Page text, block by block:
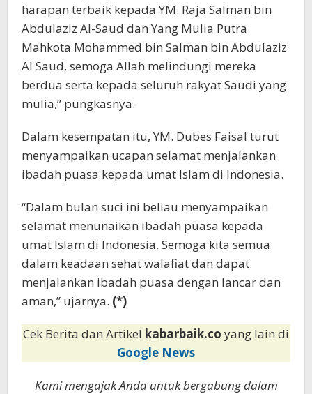
harapan terbaik kepada YM. Raja Salman bin
Abdulaziz Al-Saud dan Yang Mulia Putra
Mahkota Mohammed bin Salman bin Abdulaziz
Al Saud, semoga Allah melindungi mereka
berdua serta kepada seluruh rakyat Saudi yang
mulia,” pungkasnya.
Dalam kesempatan itu, YM. Dubes Faisal turut
menyampaikan ucapan selamat menjalankan
ibadah puasa kepada umat Islam di Indonesia.
“Dalam bulan suci ini beliau menyampaikan
selamat menunaikan ibadah puasa kepada
umat Islam di Indonesia. Semoga kita semua
dalam keadaan sehat walafiat dan dapat
menjalankan ibadah puasa dengan lancar dan
aman,” ujarnya. (*)
Cek Berita dan Artikel kabarbaik.co yang lain di
Google News
Kami mengajak Anda untuk bergabung dalam